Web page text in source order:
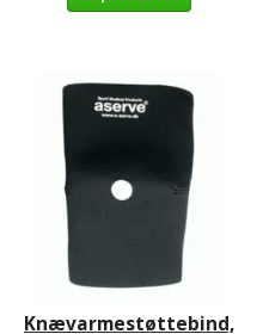
Knævarmestøttebind,